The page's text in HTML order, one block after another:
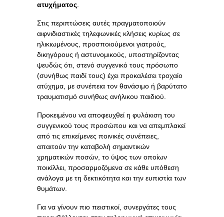
ατυχήματος
Στις περιπτώσεις αυτές πραγματοποιούν
αιφνιδιαστικές τηλεφωνικές κλήσεις κυρίως σε
ηλικιωμένους, προσποιούμενοι γιατρούς,
δικηγόρους ή αστυνομικούς, υποστηρίζοντας
ψευδώς ότι, στενό συγγενικό τους πρόσωπο
(συνήθως παιδί τους) έχει προκαλέσει τροχαίο
ατύχημα, με συνέπεια τον θανάσιμο ή βαρύτατο
τραυματισμό συνήθως ανήλικου παιδιού.
Προκειμένου να αποφευχθεί η φυλάκιση του
συγγενικού τους προσώπου και να απεμπλακεί
από τις επικείμενες ποινικές συνέπειες,
απαιτούν την καταβολή σημαντικών
χρηματικών ποσών, το ύψος των οποίων
ποικίλλει, προσαρμοζόμενα σε κάθε υπόθεση
ανάλογα με τη δεκτικότητα και την ευπιστία των
θυμάτων.
Για να γίνουν πιο πειστικοί, συνεργάτες τους